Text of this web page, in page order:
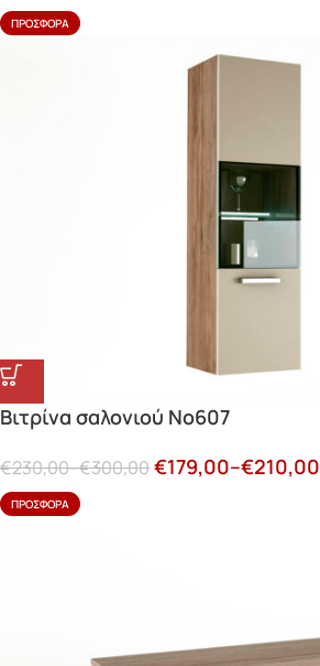
ΠΡΟΣΦΟΡΆ
Βιτρίνα σαλονιού Νο607
€230,00–€300,00€179,00–€210,00
ΠΡΟΣΦΟΡΆ